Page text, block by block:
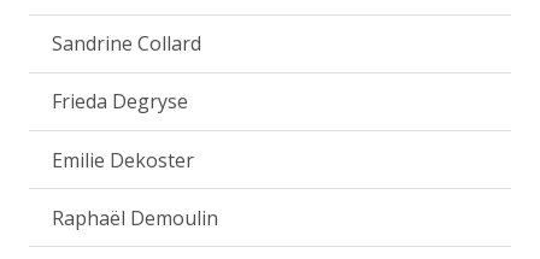
Sandrine Collard
Frieda Degryse
Emilie Dekoster
Raphaël Demoulin